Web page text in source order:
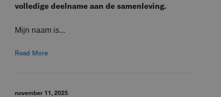
volledige deelname aan de samenleving.
Mijn naam is...
Read More
november 11, 2025